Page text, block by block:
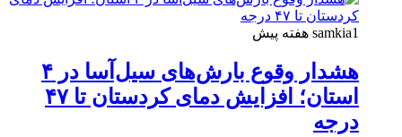
samkia1 هفته پیش
هشدار وقوع بارش‌های سیل‌آسا در ۴
استان؛ افزایش دمای کردستان تا ۴۷
درجه